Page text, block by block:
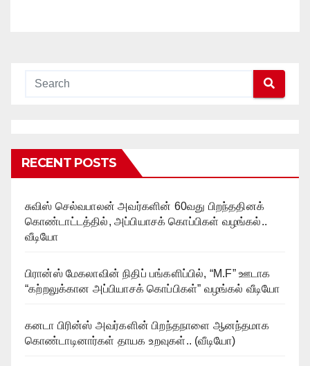
RECENT POSTS
சுவிஸ் செல்வபாலன் அவர்களின் 60வது பிறந்ததினக்
கொண்டாட்டத்தில், அப்பியாசக் கொப்பிகள் வழங்கல்..
வீடியோ
பிரான்ஸ் மேகலாவின் நிதிப் பங்களிப்பில், “M.F” ஊடாக
“கற்றலுக்கான அப்பியாசக் கொப்பிகள்” வழங்கல் வீடியோ
கனடா பிரின்ஸ் அவர்களின் பிறந்தநாளை ஆனந்தமாக
கொண்டாடினார்கள் தாயக உறவுகள்.. (வீடியோ)